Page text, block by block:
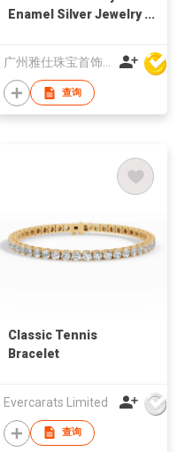
Enamel Silver Jewelry
广州雅仕珠宝首饰有限公司
查询
Classic Tennis
Bracelet
Evercarats Limited
查询